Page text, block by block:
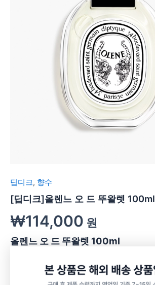
딥디크, 향수
[딥디크]올렌느 오 드 뚜왈렛 100ml
₩114,000 원
올렌느 오 드 뚜왈렛 100ml